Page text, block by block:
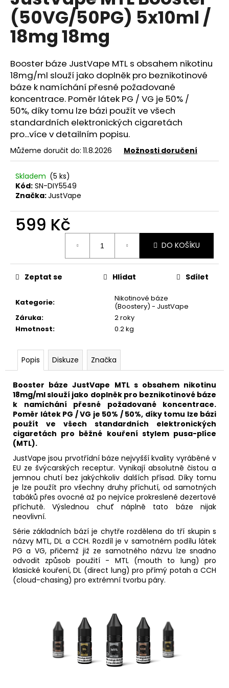
0,0
z
5
hvězdiček.
(50VG/50PG) 5x10ml /
18mg 18mg
Booster báze JustVape MTL s obsahem nikotinu
18mg/ml slouží jako doplněk pro beznikotinové
báze k namíchání přesné požadované
koncentrace. Poměr látek PG / VG je 50% /
50%, díky tomu lze bázi použít ve všech
standardních elektronických cigaretách
pro...více v detailním popisu.
Můžeme doručit do: 11.8.2026 Možnosti doručení
Skladem (5 ks)
Kód: SN-DIY5549
Značka:JustVape
599 Kč
DO KOŠÍKU
Kategorie:
Nikotinové báze
(Boostery) - JustVape
Záruka:
2 roky
Hmotnost: 0.2 kg
Zeptat se Hlídat Sdílet
Popis Diskuze Značka
Booster báze JustVape MTLs obsahem nikotinu
18mg/ml slouží jako doplněk pro beznikotinové báze
k namíchání přesné požadované koncentrace.
Poměr látek PG /VG je 50% / 50%, díky tomu lze bázi
použít ve všech standardních elektronických
cigaretách pro běžné kouření stylem pusa-plíce
(MTL).
JustVape jsou prvotřídní báze nejvyšší kvality vyráběné v
EU ze švýcarských receptur. Vynikají absolutně čistou a
jemnou chutí bez jakýchkoliv dalších přísad. Díky tomu
je lze použít pro všechny druhy příchutí, od samotných
tabáků přes ovocné až po nejvíce prokreslené dezertové
příchutě. Výslednou chuť náplně tato báze nijak
neovlivní.
Série základních bází je chytře rozdělena do tří skupin s
názvy MTL,DL a CCH. Rozdíl je v samotném podílu látek
PG a VG, přičemž již ze samotného názvu lze snadno
odvodit způsob použití - MTL (mouth to lung) pro
klasické kouření, DL (direct lung) pro přímý potah a CCH
(cloud-chasing) pro extrémní tvorbu páry.
a
j
í
?
HLEDAT
D
o
p
o
r
e
m
ELF
BAR
600
20MG
WATERMELON
MELOUN)
195
Kč